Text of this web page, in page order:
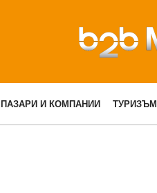
ПАЗАРИ И КОМПАНИИ ТУРИЗЪМ